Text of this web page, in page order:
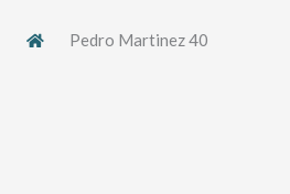
Pedro Martinez 40